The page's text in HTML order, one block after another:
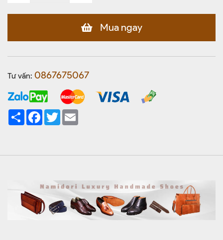
Mua ngay
Tư vấn: 0867675067
Share Facebook
Twitter